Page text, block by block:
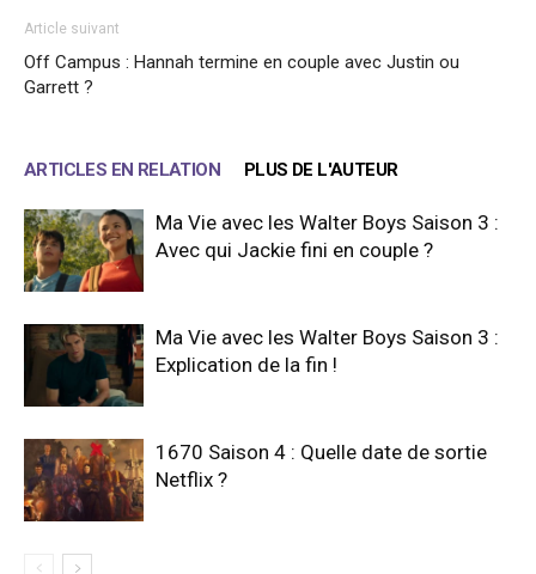
Article suivant
Off Campus : Hannah termine en couple avec Justin ou
Garrett ?
ARTICLES EN RELATION PLUS DE L'AUTEUR
Ma Vie avec les Walter Boys Saison 3 :
Avec qui Jackie fini en couple ?
Ma Vie avec les Walter Boys Saison 3 :
Explication de la fin !
1670 Saison 4 : Quelle date de sortie
Netflix ?